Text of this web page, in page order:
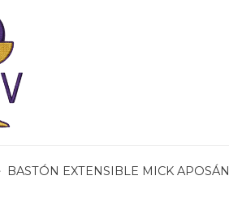
BASTÓN EXTENSIBLE MICK APOSÁN